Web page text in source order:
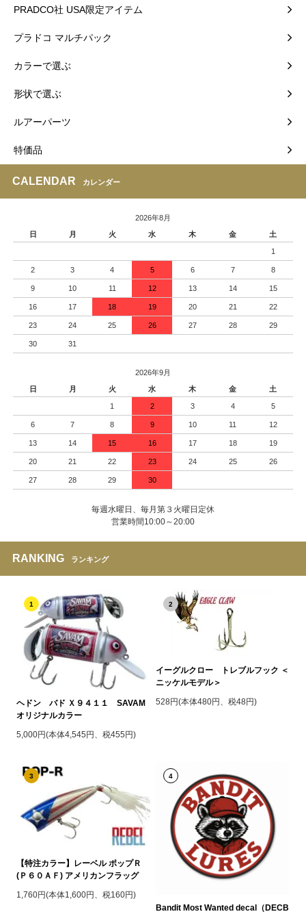
PRADCO社 USA限定アイテム
プラドコ マルチパック
カラーで選ぶ
形状で選ぶ
ルアーパーツ
特価品
CALENDAR カレンダー
2026年8月
日
月 火 水 木 金 土
1
2 3 4 5 6 7 8
9 10 11 12 13 14 15
16 17 18 19 20 21 22
23 24 25 26 27 28 29
30 31
2026年9月
日
月 火 水 木 金 土
1 2 3 4 5
6 7 8 9 10 11 12
13 14 15 16 17 18 19
20 21 22 23 24 25 26
27 28 29 30
毎週水曜日、毎月第３火曜日定休
営業時間10:00～20:00
RANKING ランキング
1
ヘドン バド Ｘ９４１１ SAVAM
オリジナルカラー
5,000円(本体4,545円、税455円)
2
イーグルクロー トレブルフック ＜
ニッケルモデル＞
528円(本体480円、税48円)
3
【特注カラー】レーベル ポップＲ
(Ｐ６０ＡＦ) アメリカンフラッグ
1,760円(本体1,600円、税160円)
4
Bandit Most Wanted decal（DECB